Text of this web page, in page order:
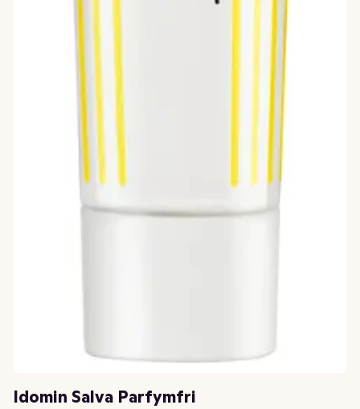
Idomin Salva Parfymfri